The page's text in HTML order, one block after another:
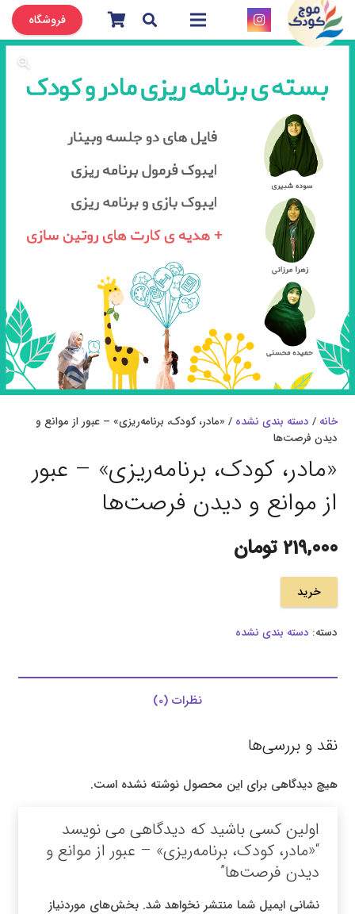
فروشگاه
خانه / دسته بندی نشده / «مادر، کودک، برنامه‌ریزی» – عبور از موانع و
دیدن فرصت‌ها
«مادر، کودک، برنامه‌ریزی» – عبور
از موانع و دیدن فرصت‌ها
219,000 تومان
خرید
دسته: دسته بندی نشده
نظرات (0)
نقد و بررسی‌ها
هیچ دیدگاهی برای این محصول نوشته نشده است.
اولین کسی باشید که دیدگاهی می نویسد
“«مادر، کودک، برنامه‌ریزی» – عبور از موانع و
دیدن فرصت‌ها”
نشانی ایمیل شما منتشر نخواهد شد. بخش‌های موردنیاز